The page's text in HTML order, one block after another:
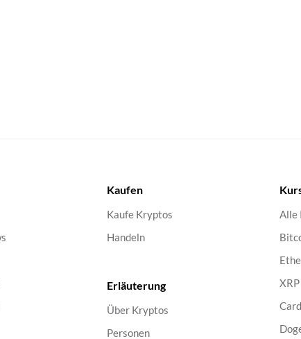
Kaufen
Kaufe Kryptos
Handeln
Erläuterung
Über Kryptos
Personen
Alle
XRP